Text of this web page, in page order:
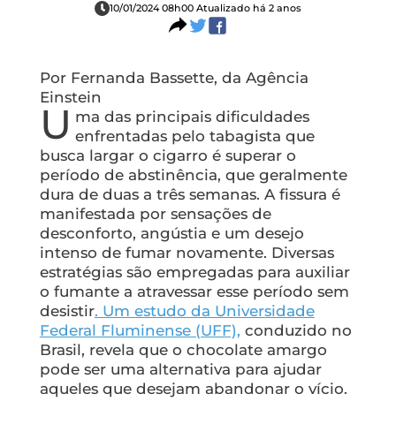
10/01/2024 08h00 Atualizado há 2 anos
Por Fernanda Bassette, da Agência
Einstein
U ma das principais dificuldades
enfrentadas pelo tabagista que
busca largar o cigarro é superar o
período de abstinência, que geralmente
dura de duas a três semanas. A fissura é
manifestada por sensações de
desconforto, angústia e um desejo
intenso de fumar novamente. Diversas
estratégias são empregadas para auxiliar
o fumante a atravessar esse período sem
desistir. Um estudo da Universidade
Federal Fluminense (UFF), conduzido no
Brasil, revela que o chocolate amargo
pode ser uma alternativa para ajudar
aqueles que desejam abandonar o vício.